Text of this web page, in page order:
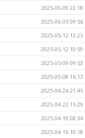
2025-06-09 22:18
2025-06-05 09:56
2025-05-12 12:23
2025-05-12 10:59
2025-05-09 09:53
2025-05-08 16:13
2025-04-24 21:45
2025-04-22 15:29
2025-04-19 08:34
2025-04-16 10:18